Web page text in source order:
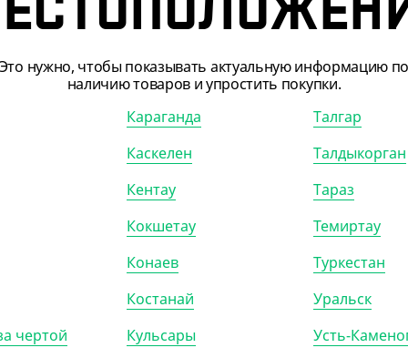
Это нужно, чтобы показывать актуальную информацию по
наличию товаров и упростить покупки.
чертой
Караганда
Каскелен
Кентау
Кокшетау
Конаев
Костанай
Кульсары
Талгар
Талдыкорган
Тараз
Темиртау
Туркестан
Уральск
Усть-